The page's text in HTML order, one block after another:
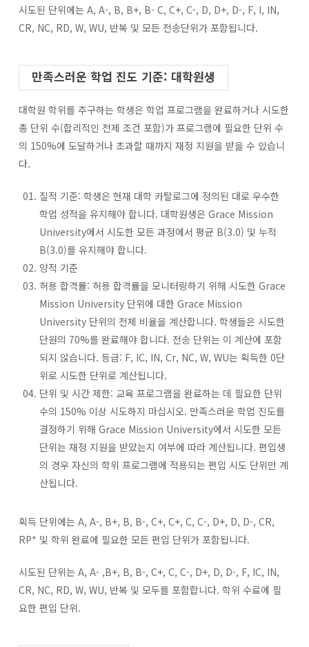
시도된 단위에는 A, A-, B, B+, B- C, C+, C-, D, D+, D-, F, I, IN,
CR, NC, RD, W, WU, 반복 및 모든 전송단위가 포함됩니다.
만족스러운 학업 진도 기준: 대학원생
대학원 학위를 추구하는 학생은 학업 프로그램을 완료하거나 시도한
총 단위 수(합리적인 전제 조건 포함)가 프로그램에 필요한 단위 수
의 150%에 도달하거나 초과할 때까지 재정 지원을 받을 수 있습니
다.
질적 기준: 학생은 현재 대학 카탈로그에 정의된 대로 우수한
학업 성적을 유지해야 합니다. 대학원생은 Grace Mission
University에서 시도한 모든 과정에서 평균 B(3.0) 및 누적
B(3.0)를 유지해야 합니다.
양적 기준
허용 합격률: 허용 합격률을 모니터링하기 위해 시도한 Grace
Mission University 단위에 대한 Grace Mission
University 단위의 전체 비율을 계산합니다. 학생들은 시도한
단원의 70%를 완료해야 합니다. 전송 단위는 이 계산에 포함
되지 않습니다. 등급: F, IC, IN, Cr, NC, W, WU는 획득한 0단
위로 시도한 단위로 계산됩니다.
단위 및 시간 제한: 교육 프로그램을 완료하는 데 필요한 단위
수의 150% 이상 시도하지 마십시오. 만족스러운 학업 진도를
결정하기 위해 Grace Mission University에서 시도한 모든
단위는 재정 지원을 받았는지 여부에 따라 계산됩니다. 편입생
의 경우 자신의 학위 프로그램에 적용되는 편입 시도 단위만 계
산됩니다.
획득 단위에는 A, A-, B+, B, B-, C+, C+, C, C-, D+, D, D-, CR,
RP* 및 학위 완료에 필요한 모든 편입 단위가 포함됩니다.
시도된 단위는 A, A- ,B+, B, B-, C+, C, C-, D+, D, D-, F, IC, IN,
CR, NC, RD, W, WU, 반복 및 모두를 포함합니다. 학위 수료에 필
요한 편입 단위.